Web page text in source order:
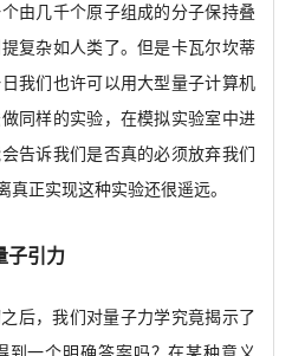
由几千个原子组成的分子保持叠
复杂如人类了。但是卡瓦尔坎蒂
我们也许可以用大型量子计算机
同样的实验，在模拟实验室中进
告诉我们是否真的必须放弃我们
真正实现这种实验还很遥远。
子引力
后，我们对量子力学究竟揭示了